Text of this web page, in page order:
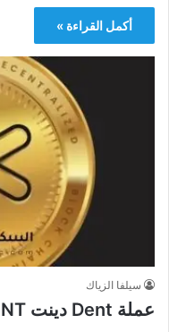
أكمل القراءة »
سيلفا الزياك
عملة Dent دينت DENT الرقمية مستقبلها